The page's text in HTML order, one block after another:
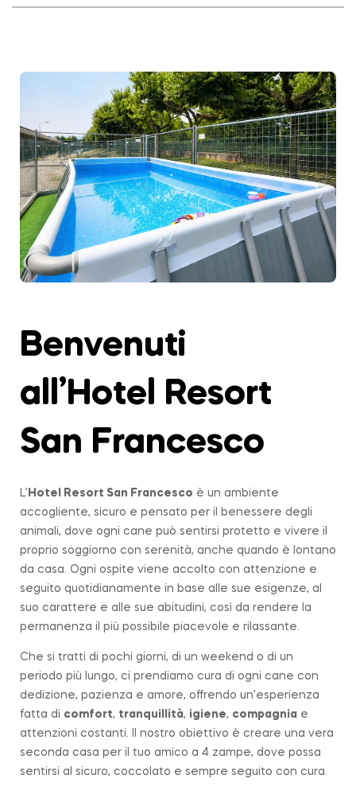
Benvenuti
all’Hotel Resort
San Francesco
L’ Hotel Resort San Francesco è un ambiente
accogliente, sicuro e pensato per il benessere degli
animali, dove ogni cane può sentirsi protetto e vivere il
proprio soggiorno con serenità, anche quando è lontano
da casa. Ogni ospite viene accolto con attenzione e
seguito quotidianamente in base alle sue esigenze, al
suo carattere e alle sue abitudini, così da rendere la
permanenza il più possibile piacevole e rilassante.
Che si tratti di pochi giorni, di un weekend o di un
periodo più lungo, ci prendiamo cura di ogni cane con
dedizione, pazienza e amore, offrendo un’esperienza
fatta di comfort, tranquillità, igiene, compagnia e
attenzioni costanti. Il nostro obiettivo è creare una vera
seconda casa per il tuo amico a 4 zampe, dove possa
sentirsi al sicuro, coccolato e sempre seguito con cura.